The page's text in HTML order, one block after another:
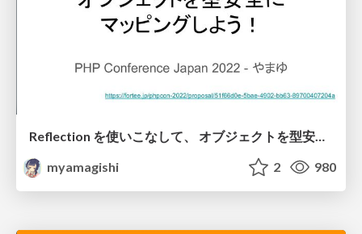
Reflection を使いこなして、 オブジェクトを型安全に マッピングしよう！
myamagishi
2 980